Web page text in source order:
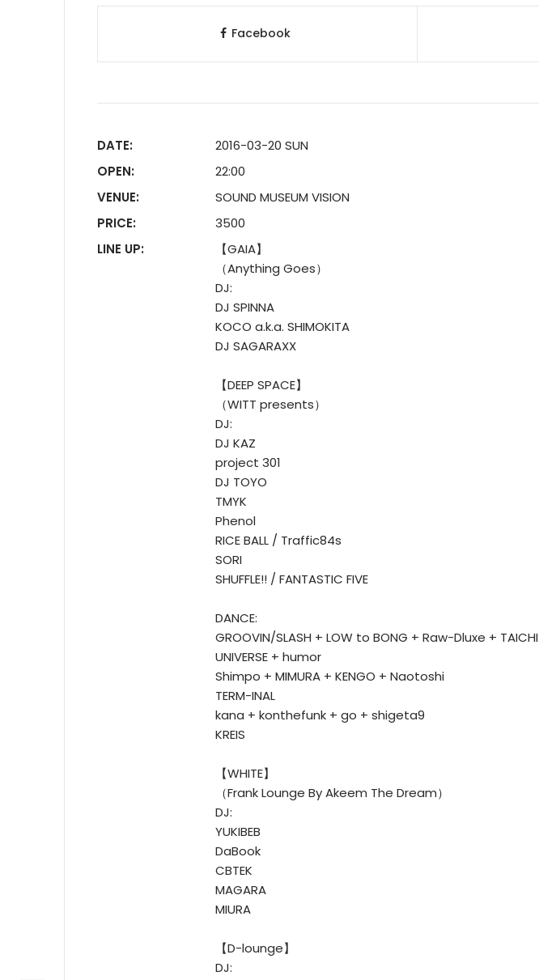
Facebook
DATE:
2016-03-20 SUN
OPEN:
22:00
VENUE:
SOUND MUSEUM VISION
PRICE:
3500
LINE UP:
【GAIA】
（Anything Goes）
DJ:
DJ SPINNA
KOCO a.k.a. SHIMOKITA
DJ SAGARAXX
【DEEP SPACE】
（WITT presents）
DJ:
DJ KAZ
project 301
DJ TOYO
TMYK
Phenol
RICE BALL / Traffic84s
SORI
SHUFFLE!! / FANTASTIC FIVE
DANCE:
GROOVIN/SLASH + LOW to BONG + Raw-Dluxe + TAICHI
UNIVERSE + humor
Shimpo + MIMURA + KENGO + Naotoshi
TERM-INAL
kana + konthefunk + go + shigeta9
KREIS
【WHITE】
（Frank Lounge By Akeem The Dream）
DJ:
YUKIBEB
DaBook
CBTEK
MAGARA
MIURA
【D-lounge】
DJ: